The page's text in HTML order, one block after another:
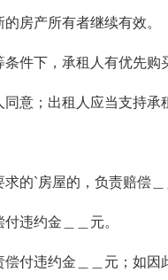
房产所有者继续有效。
件下，承租人有优先购
意；出租人应当支持承
的`房屋的，负责赔偿＿
违约金＿＿元。
付违约金＿＿元；如因